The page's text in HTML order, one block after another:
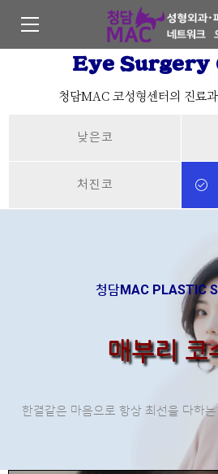
Eye Surgery
청담MAC 코성형센터의 진료
낮은코
처진코
청담MAC PLASTIC
매부리 코
한결같은 마음으로 항상 최선을 다하